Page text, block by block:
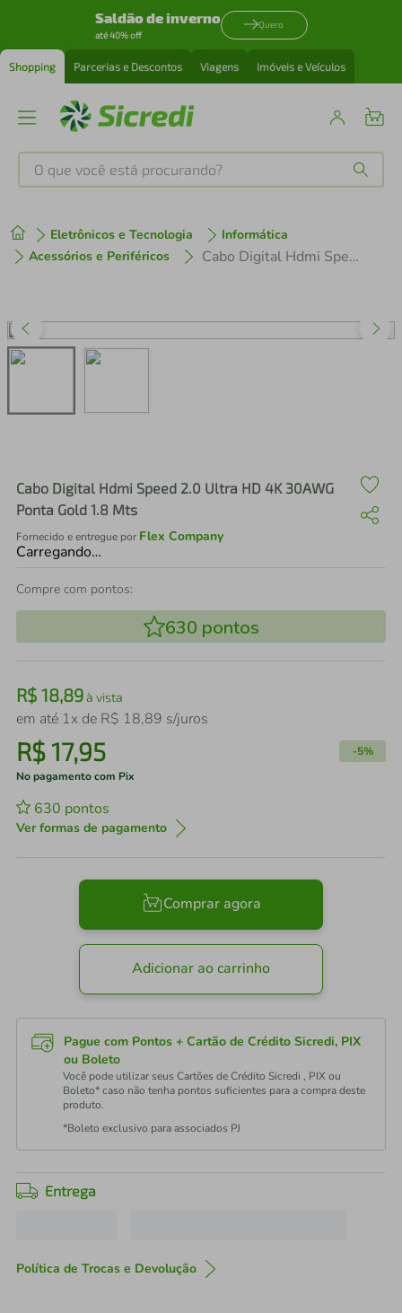
Saldão de inverno
até 40% off
Quero
Shopping Parcerias e Descontos Viagens Imóveis e Veículos
O que você está procurando?
Eletrônicos e Tecnologia
Informática
Acessórios e Periféricos
Cabo Digital Hdmi Speed 2.0 Ultra HD 4K 30AWG Ponta Gold 1.8 Mts
Cabo Digital Hdmi Speed 2.0 Ultra HD 4K 30AWG
Ponta Gold 1.8 Mts
Fornecido e entregue por Flex Company
Carregando…
Compre com pontos:
630 pontos
R$ 18,89à vista
em até 1x de R$ 18,89 s/juros
R$17,95 -5%
No pagamento com Pix
630 pontos
Ver formas de pagamento
Comprar agora
Adicionar ao carrinho
Pague com Pontos + Cartão de Crédito Sicredi, PIX
ou Boleto
Você pode utilizar seus Cartões de Crédito Sicredi , PIX ou
Boleto* caso não tenha pontos suficientes para a compra deste
produto.
*Boleto exclusivo para associados PJ
Entrega
Política de Trocas e Devolução
1º tenis
3º perfume